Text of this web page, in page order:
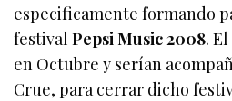
especificamente formando
festivalPepsi Music 2008.
en Octubre y serían
Crue, para cerrar dicho